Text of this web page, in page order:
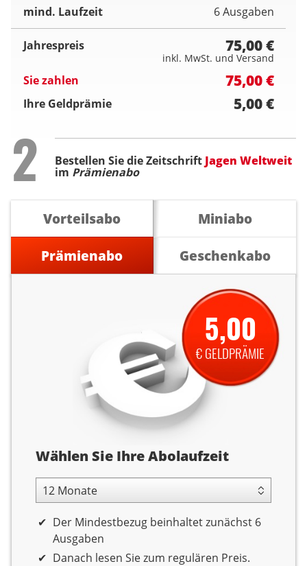
mind. Laufzeit
6 Ausgaben
Jahrespreis 75,00 €
inkl. MwSt. und Versand
Sie zahlen 75,00 €
Ihre Geldprämie 5,00 €
Step
2 Bestellen Sie die Zeitschrift Jagen Weltweit
im Prämienabo
Vorteilsabo
Miniabo
Prämienabo
Geschenkabo
Abolaufzeit
Wählen Sie Ihre Abolaufzeit
12 Monate Laufzeit
Der Mindestbezug beinhaltet zunächst 6
Ausgaben
Danach lesen Sie zum regulären Preis.
5,00
€ GELDPRÄMIE